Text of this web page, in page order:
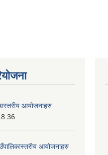
आयोजनाहरु
आयोजनाहरु